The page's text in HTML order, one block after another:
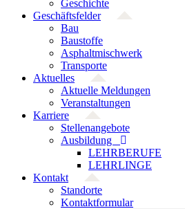
Geschichte
Geschäftsfelder
Bau
Baustoffe
Asphaltmischwerk
Transporte
Aktuelles
Aktuelle Meldungen
Veranstaltungen
Karriere
Stellenangebote
Ausbildung
LEHRBERUFE
LEHRLINGE
Kontakt
Standorte
Kontaktformular